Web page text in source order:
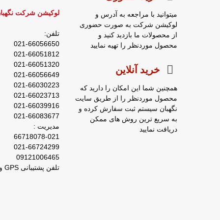
میتوانید با مراجعه به آدرس و
لوکیشن شرکت به صورت حضوری
از محصولات ما بازدید کنید و
محصول موردنظر را تهیه نمایید
خرید آنلاین
همچنین شما این امکان را دارید که
محصول موردنظر را از طریق سایت
نگهبان سیستم ثبت سفارش کرده و
به سریع ترین روش های ممکن
دریافت نمایید
لوکیشن شرکت
تلفن:
021-66056650
021-66051812
021-66051320
021-66056649
021-66030223
021-66023713
021-66039916
021-66083677
مدیریت :
66718078-021
021-66724299
09121006465
تلفن پشتیبانی GPS و ردیاب : 66029031-021